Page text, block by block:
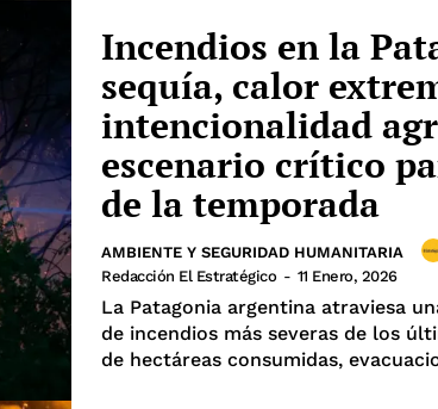
Incendios en la
sequía, calor
intencionalidad
escenario crítico
de la temporada
AMBIENTE Y SEGURIDAD HUMANITARIA
Redacción El Estratégico - 11 Enero, 2026
La Patagonia argentina atraviesa
de incendios más severas de los
de hectáreas consumidas,